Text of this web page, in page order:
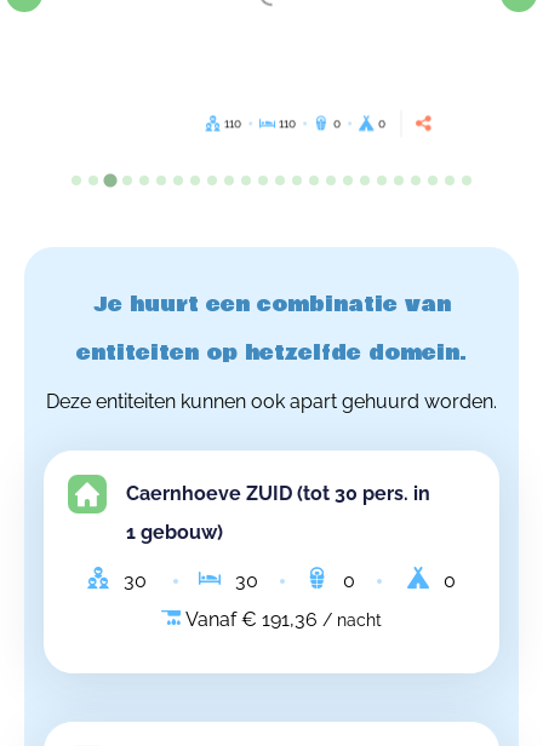
110 110 0 0
Je huurt een combinatie van
entiteiten op hetzelfde domein.
Deze entiteiten kunnen ook apart gehuurd worden.
Caernhoeve ZUID (tot 30 pers. in
1 gebouw)
30 30 0
0
Vanaf € 191,36 / nacht